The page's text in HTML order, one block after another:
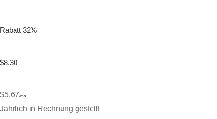
Rabatt 32%
$8.30
$5.67/mo
Jährlich in Rechnung gestellt